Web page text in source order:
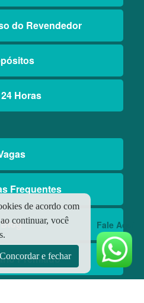
Fale Aqui
do Revendedor
Horas
Frequentes
Blog
Premiado
de acordo com
continuar, você
Concordar e fechar